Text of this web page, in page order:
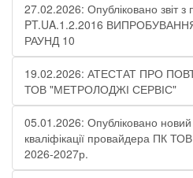
27.02.2026: Опубліковано звіт з
PT.UA.1.2.2016
РАУНД 10
19.02.2026: АТЕСТАТ ПРО
ТОВ "МЕТРОЛОДЖІ СЕРВІС"
05.01.2026: Опубліковано
кваліфікації провайдера ПК
2026-2027р.